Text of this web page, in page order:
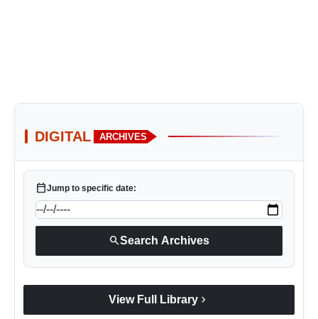
DIGITAL ARCHIVES
calendar_todayJump to specific date:
searchSearch Archives
View Full Library chevron_right